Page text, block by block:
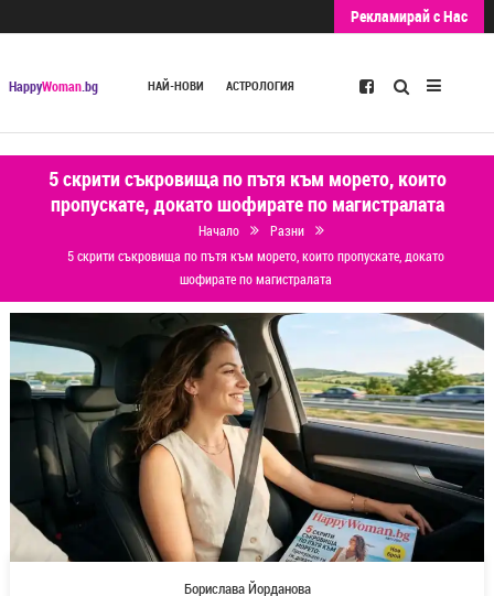
Рекламирай с Нас
HappyWoman.bg НАЙ-НОВИ АСТРОЛОГИЯ Търсене
5 скрити съкровища по пътя към морето, които
пропускате, докато шофирате по магистралата
Начало
Разни
5 скрити съкровища по пътя към морето, които пропускате, докато
шофирате по магистралата
Борислава Йорданова